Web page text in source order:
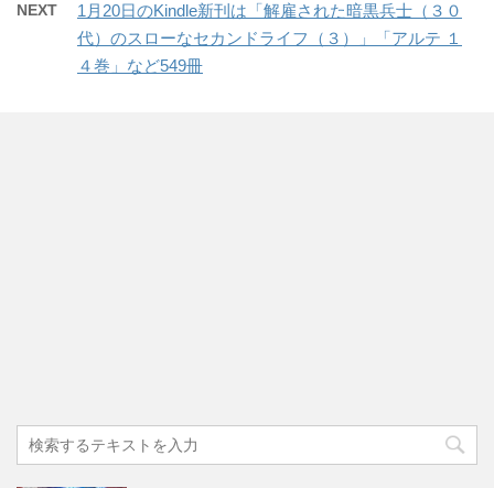
NEXT
1月20日のKindle新刊は「解雇された暗黒兵士（３０
代）のスローなセカンドライフ（３）」「アルテ １
４巻」など549冊